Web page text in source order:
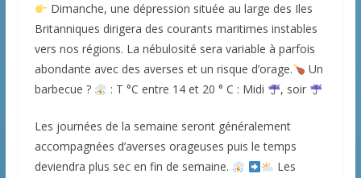
Dimanche, une dépression située au large des Iles
Britanniques dirigera des courants maritimes instables
vers nos régions. La nébulosité sera variable à parfois
abondante avec des averses et un risque d’orage.
Un
barbecue ?
: T °C entre 14 et 20 ° C : Midi , soir
Les journées de la semaine seront généralement
accompagnées d’averses orageuses puis le temps
deviendra plus sec en fin de semaine.
Les